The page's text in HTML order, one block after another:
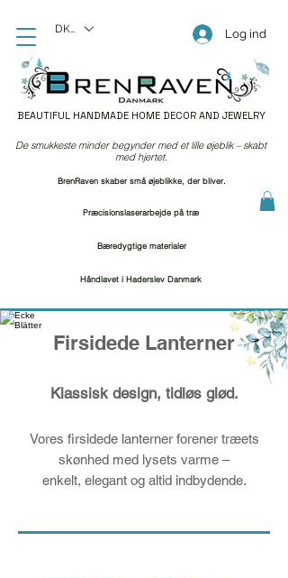
BEAUTIFUL HANDMADE HOME DECOR AND JEWELRY
Log ind
DKK (kr)
Præcisionslaserarbejde på træ
Bæredygtige materialer
Håndlavet i Haderslev Danmark
De smukkeste minder begynder med et lille øjeblik – skabt
med hjertet.
BrenRaven skaber små øjeblikke, der bliver.
Firsidede Lanterner
Klassisk design, tidløs glød.
Vores firsidede lanterner forener træets
skønhed med lysets varme –
enkelt, elegant og altid indbydende.